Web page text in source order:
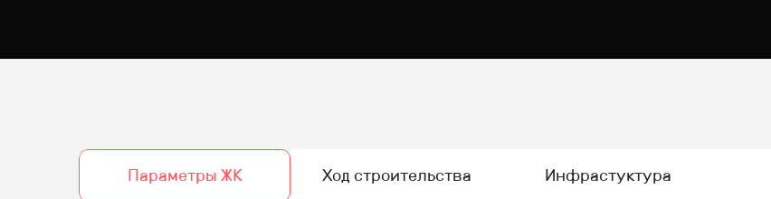
Параметры ЖК Ход строительства Инфрастуктура